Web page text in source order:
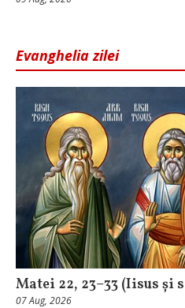
Evanghelia zilei
Matei 22, 23–33 (Iisus și
07 Aug, 2026